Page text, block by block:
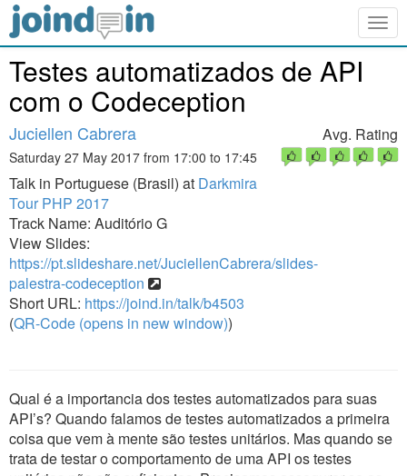
Testes automatizados de API
com o Codeception
Juciellen Cabrera
Saturday 27 May 2017 from 17:00 to 17:45
Talk in Portuguese (Brasil) at Darkmira
Tour PHP 2017
Track Name: Auditório G
View Slides:
https://pt.slideshare.net/JuciellenCabrera/slides-
palestra-codeception
Short URL: https://joind.in/talk/b4503
(QR-Code (opens in new window))
Avg. Rating
Qual é a importancia dos testes automatizados para suas
API’s? Quando falamos de testes automatizados a primeira
coisa que vem à mente são testes unitários. Mas quando se
trata de testar o comportamento de uma API os testes